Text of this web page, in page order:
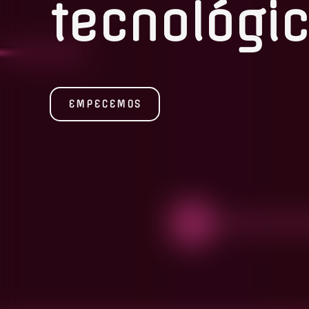
EMPECEMOS